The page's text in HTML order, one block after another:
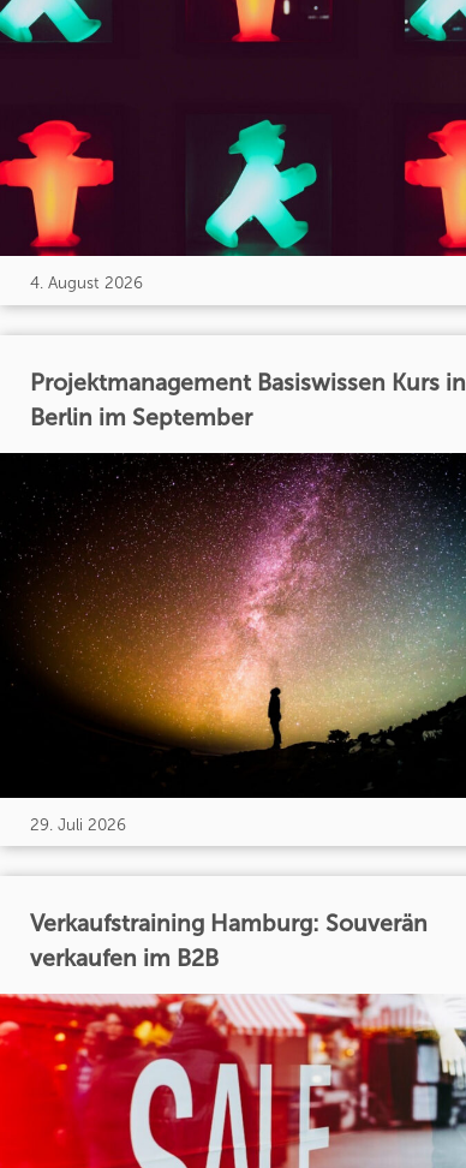
4. August 2026
Projektmanagement Basiswissen Kurs in
Berlin im September
29. Juli 2026
Verkaufstraining Hamburg: Souverän
verkaufen im B2B